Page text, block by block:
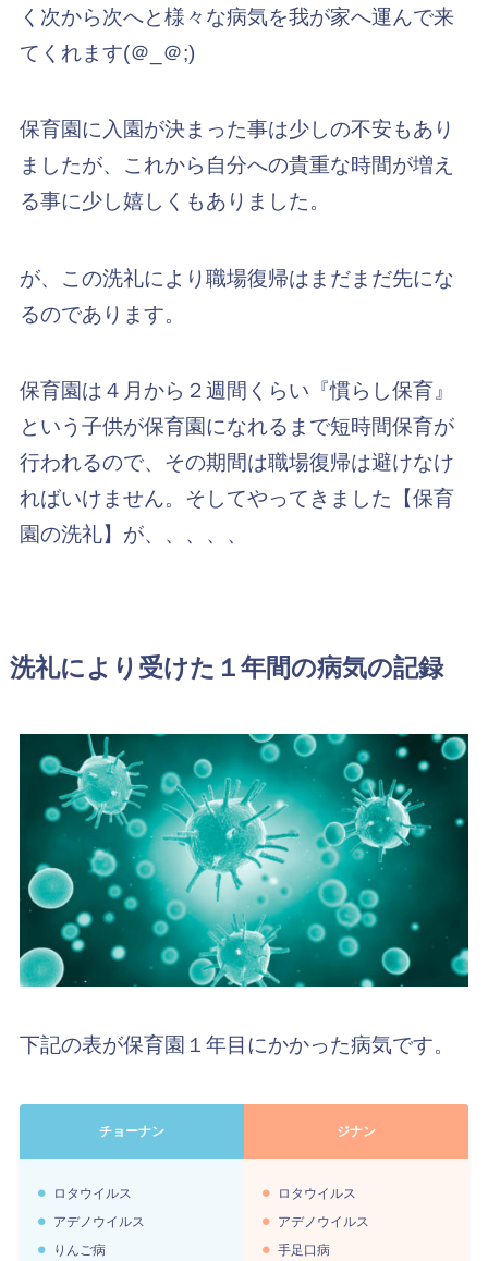
く次から次へと様々な病気を我が家へ運んで来
てくれます(＠_＠;)
保育園に入園が決まった事は少しの不安もあり
ましたが、これから自分への貴重な時間が増え
る事に少し嬉しくもありました。
が、この洗礼により職場復帰はまだまだ先にな
るのであります。
保育園は４月から２週間くらい『慣らし保育』
という子供が保育園になれるまで短時間保育が
行われるので、その期間は職場復帰は避けなけ
ればいけません。そしてやってきました【保育
園の洗礼】が、、、、、
洗礼により受けた１年間の病気の記録
下記の表が保育園１年目にかかった病気です。
チョーナン ジナン
ロタウイルス
アデノウイルス
りんご病
ロタウイルス
アデノウイルス
手足口病